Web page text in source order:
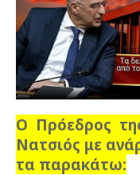
Ο Πρόεδρος
Νατσιός με
τα παρακάτω: